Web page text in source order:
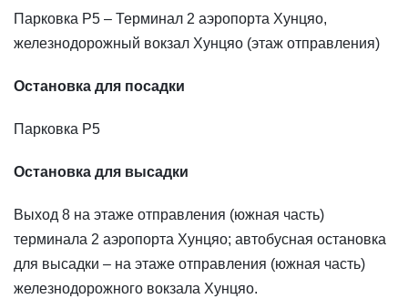
Парковка P5 – Терминал 2 аэропорта Хунцяо,
железнодорожный вокзал Хунцяо (этаж отправления)
Остановка для посадки
Парковка P5
Остановка для высадки
Выход 8 на этаже отправления (южная часть)
терминала 2 аэропорта Хунцяо; автобусная остановка
для высадки – на этаже отправления (южная часть)
железнодорожного вокзала Хунцяо.